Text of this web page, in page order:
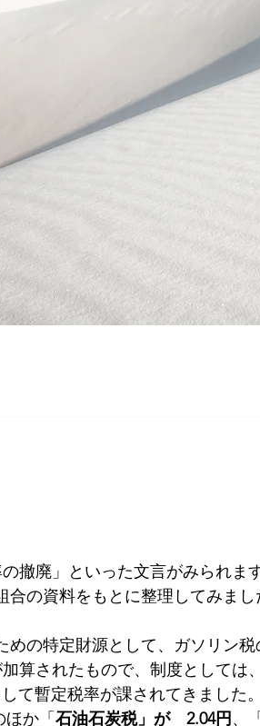
の資料をもとに整理してみまし
の特定財源として、ガソリン税
算されたもので、制度としては、
て暫定税率が課されてきました。
ほか「 石油石炭税」が　2.04円 、「